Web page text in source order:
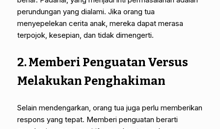
perundungan yang dialami. Jika orang tua
menyepelekan cerita anak, mereka dapat merasa
terpojok, kesepian, dan tidak dimengerti.
2. Memberi Penguatan Versus
Melakukan Penghakiman
Selain mendengarkan, orang tua juga perlu memberikan
respons yang tepat. Memberi penguatan berarti